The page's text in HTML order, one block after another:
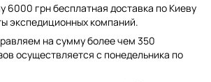
6000 грн бесплатная доставка по Киеву
экспедиционных компаний.
на сумму более чем 350
осуществляется с понедельника по